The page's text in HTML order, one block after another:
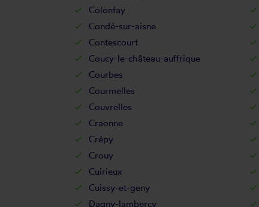
Colonfay
Condé-sur-aisne
Contescourt
Coucy-le-château-auffrique
Courbes
Courmelles
Couvrelles
Craonne
Crépy
Crouy
Cuirieux
Cuissy-et-geny
Dagny-lambercy